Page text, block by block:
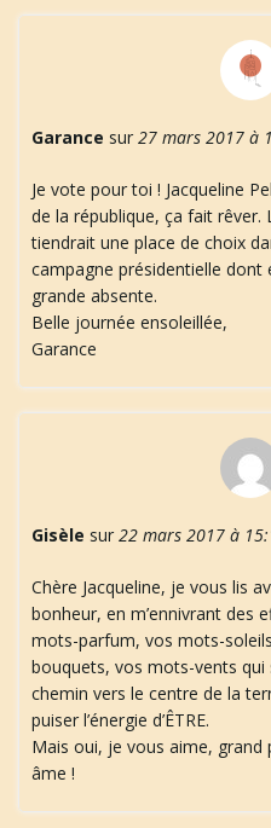
Garance sur 27 mars 2017 à
Je vote pour toi ! Jacqueline
de la république, ça fait rêver.
tiendrait une place de choix
campagne présidentielle dont
grande absente.
Belle journée ensoleillée,
Garance
Gisèle sur 22 mars 2017 à
Chère Jacqueline, je vous lis
bonheur, en m’ennivrant des
mots-parfum, vos mots-
bouquets, vos mots-vents qui
chemin vers le centre de la
puiser l’énergie d’ÊTRE.
Mais oui, je vous aime, grand
âme !